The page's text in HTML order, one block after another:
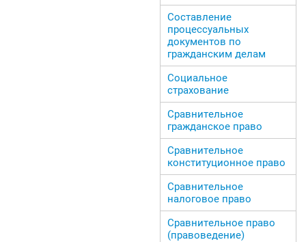
Составление
процессуальных
документов по
гражданским делам
Социальное
страхование
Сравнительное
гражданское право
Сравнительное
конституционное право
Сравнительное
налоговое право
Сравнительное право
(правоведение)